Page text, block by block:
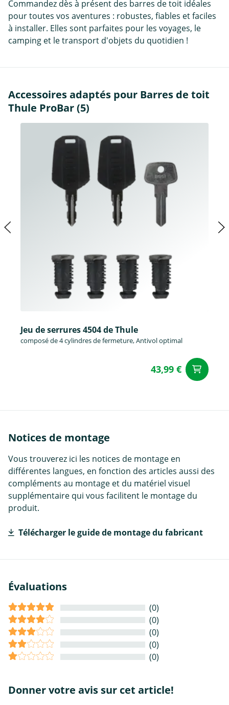
Commandez dès à présent des barres de toit idéales
pour toutes vos aventures : robustes, fiables et faciles
à installer. Elles sont parfaites pour les voyages, le
camping et le transport d'objets du quotidien !
Accessoires adaptés pour Barres de toit
Thule ProBar (5)
Jeu de serrures 4504 de Thule
composé de 4 cylindres de fermeture, Antivol optimal
43,99 €
Notices de montage
Vous trouverez ici les notices de montage en
différentes langues, en fonction des articles aussi des
compléments au montage et du matériel visuel
supplémentaire qui vous facilitent le montage du
produit.
Télécharger le guide de montage du fabricant
Évaluations
(0)
(0)
(0)
(0)
(0)
Donner votre avis sur cet article!